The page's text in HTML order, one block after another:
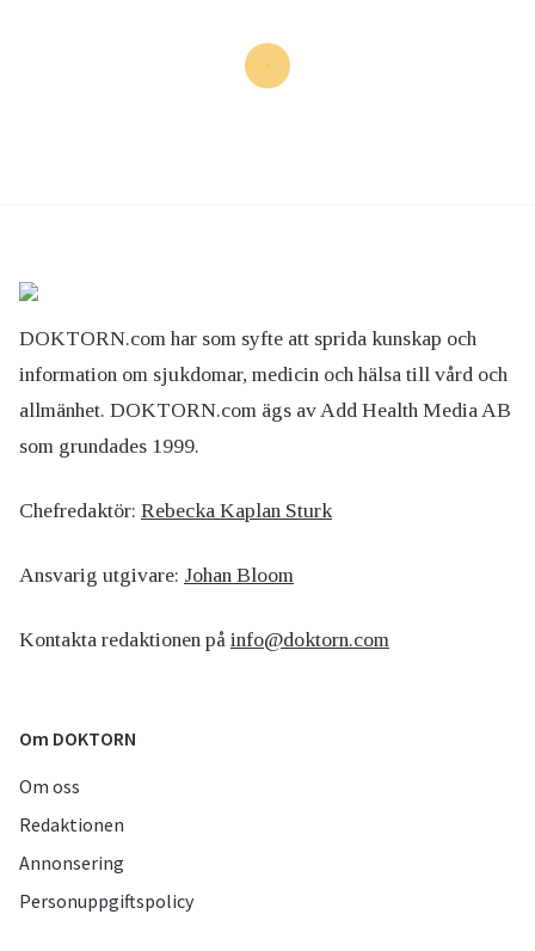
DOKTORN.com har som syfte att sprida kunskap och
information om sjukdomar, medicin och hälsa till vård och
allmänhet. DOKTORN.com ägs av Add Health Media AB
som grundades 1999.
Chefredaktör: Rebecka Kaplan Sturk
Ansvarig utgivare: Johan Bloom
Kontakta redaktionen på info@doktorn.com
Om DOKTORN
Om oss
Redaktionen
Annonsering
Personuppgiftspolicy